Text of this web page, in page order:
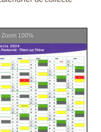
Zoom 100%